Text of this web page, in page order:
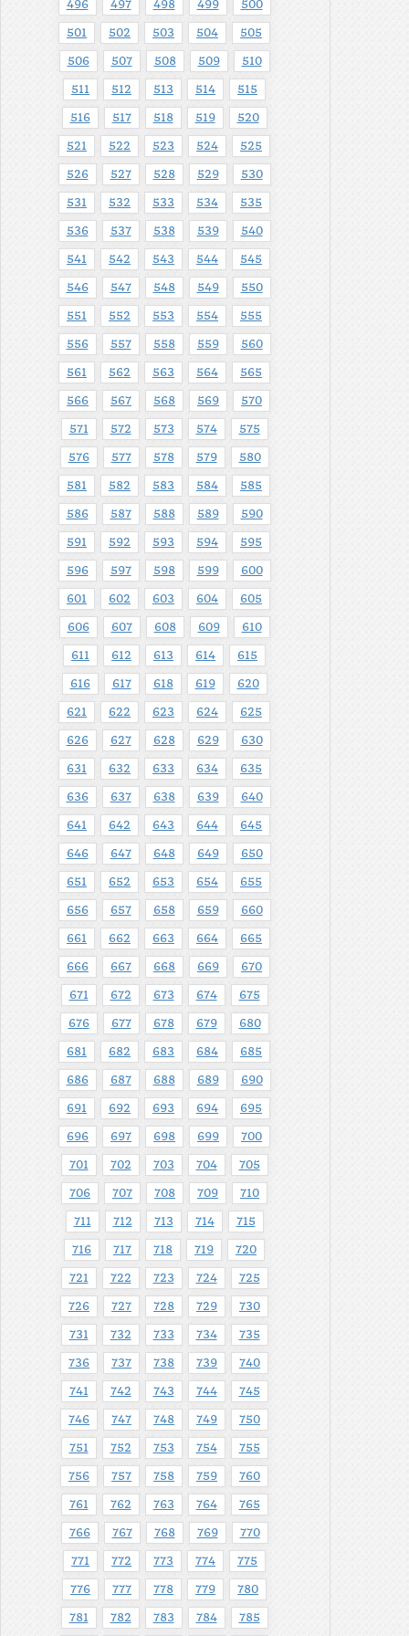
496 497 498 499 500
501 502 503 504 505
506 507 508 509 510
511 512 513 514 515
516 517 518 519 520
521 522 523 524 525
526 527 528 529 530
531 532 533 534 535
536 537 538 539 540
541 542 543 544 545
546 547 548 549 550
551 552 553 554 555
556 557 558 559 560
561 562 563 564 565
566 567 568 569 570
571 572 573 574 575
576 577 578 579 580
581 582 583 584 585
586 587 588 589 590
591 592 593 594 595
596 597 598 599 600
601 602 603 604 605
606 607 608 609 610
611 612 613 614 615
616 617 618 619 620
621 622 623 624 625
626 627 628 629 630
631 632 633 634 635
636 637 638 639 640
641 642 643 644 645
646 647 648 649 650
651 652 653 654 655
656 657 658 659 660
661 662 663 664 665
666 667 668 669 670
671 672 673 674 675
676 677 678 679 680
681 682 683 684 685
686 687 688 689 690
691 692 693 694 695
696 697 698 699 700
701 702 703 704 705
706 707 708 709 710
711 712 713 714 715
716 717 718 719 720
721 722 723 724 725
726 727 728 729 730
731 732 733 734 735
736 737 738 739 740
741 742 743 744 745
746 747 748 749 750
751 752 753 754 755
756 757 758 759 760
761 762 763 764 765
766 767 768 769 770
771 772 773 774 775
776 777 778 779 780
781 782 783 784 785